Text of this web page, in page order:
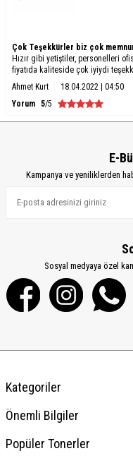
Çok Teşekkürler biz çok
Hızır gibi yetiştiler, personelleri
fiyatıda kaliteside çok iyiydi
Ahmet Kurt
18.04.2022 | 04:50
Yorum 5/5
E-
Kampanya ve yeniliklerden
Sosyal medyaya özel
Kategoriler
Önemli Bilgiler
Popüler Tonerler